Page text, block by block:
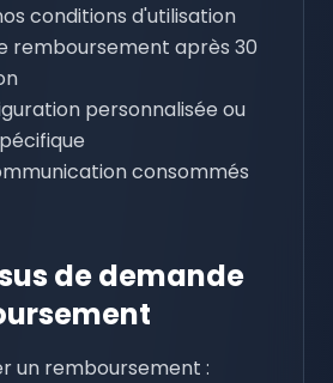
conditions d'utilisation
remboursement après 30
personnalisée ou
consommés
de demande
un remboursement :